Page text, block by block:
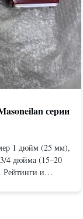
серии
1 дюйм (25 мм),
4 дюйма (15–20
Рейтинги и